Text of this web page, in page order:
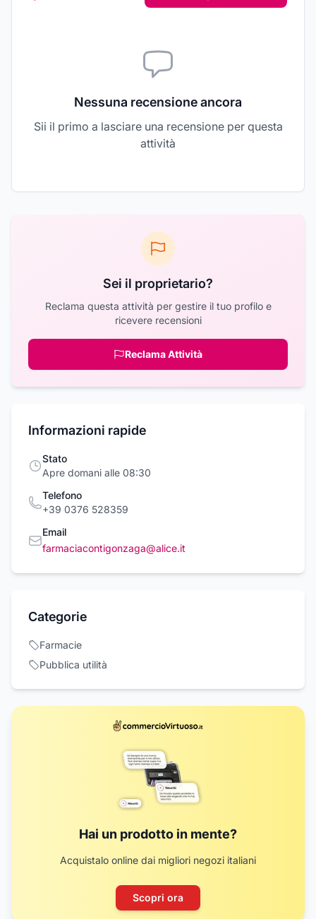
Nessuna recensione ancora
Sii il primo a lasciare una recensione per questa
attività
Sei il proprietario?
Reclama questa attività per gestire il tuo profilo e
ricevere recensioni
Reclama Attività
Informazioni rapide
Stato
Apre domani alle 08:30
Telefono
+39 0376 528359
Email
farmaciacontigonzaga@alice.it
Categorie
Farmacie
Pubblica utilità
Hai un prodotto in mente?
Acquistalo online dai migliori negozi italiani
Scopri ora